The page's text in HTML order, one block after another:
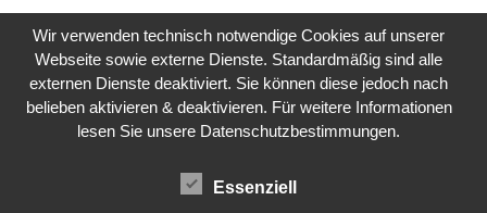
Wir verwenden technisch notwendige Cookies auf unserer
Webseite sowie externe Dienste. Standardmäßig sind alle
externen Dienste deaktiviert. Sie können diese jedoch nach
belieben aktivieren & deaktivieren. Für weitere Informationen
lesen Sie unsere Datenschutzbestimmungen.
Essenziell